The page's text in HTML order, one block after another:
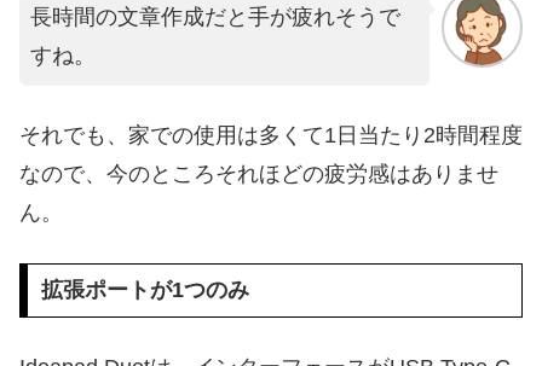
長時間の文章作成だと手が疲れそうで
すね。
それでも、家での使用は多くて1日当たり2時間程度
なので、今のところそれほどの疲労感はありませ
ん。
拡張ポートが1つのみ